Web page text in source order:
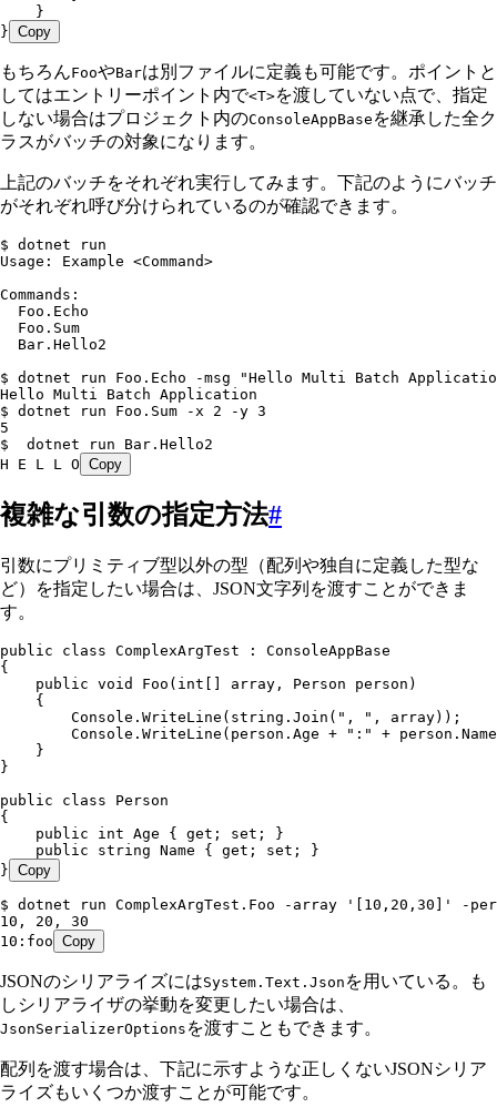
    }
} Copy
もちろんFooやBarは別ファイルに定義も可能です。ポイントと
してはエントリーポイント内で<T>を渡していない点で、指定
しない場合はプロジェクト内のConsoleAppBase を継承した全ク
ラスがバッチの対象になります。
上記のバッチをそれぞれ実行してみます。下記のようにバッチ
がそれぞれ呼び分けられているのが確認できます。
$ dotnet run
Usage: Example <Command>
Commands:
  Foo.Echo
  Foo.Sum
  Bar.Hello2
$ dotnet run Foo.Echo -msg "Hello Multi Batch
Hello Multi Batch Application
$ dotnet run Foo.Sum -x 2 -y 3
5
$  dotnet run Bar.Hello2
H E L L O Copy
複雑な引数の指定方法#
引数にプリミティブ型以外の型（配列や独自に定義した型な
ど）を指定したい場合は、JSON文字列を渡すことができま
す。
public class ComplexArgTest :
ConsoleAppBase
{
    public
void Foo ( int [] array , Person person)
    {
        Console
. WriteLine ( string . Join ( " , " ,
array));
        Console
. WriteLine ( person . Age + " : " + person . Name
    }
}
public class Person
{
    public
int Age { get ; set ; }
    public
string Name { get ; set ; }
} Copy
$ dotnet run ComplexArgTest.Foo -array '[10,20,30]' -
10, 20, 30
10:foo Copy
JSONのシリアライズにはSystem.Text.Json を用いている。も
しシリアライザの挙動を変更したい場合は、
JsonSerializerOptions を渡すこともできます。
配列を渡す場合は、下記に示すような正しくないJSONシリア
ライズもいくつか渡すことが可能です。